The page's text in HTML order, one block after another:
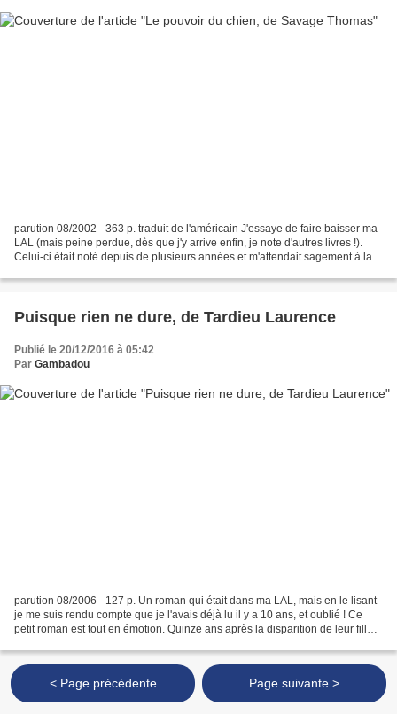
parution 08/2002 - 363 p. traduit de l'américain J'essaye de faire baisser ma
LAL (mais peine perdue, dès que j'y arrive enfin, je note d'autres livres !).
Celui-ci était noté depuis de plusieurs années et m'attendait sagement à la
Puisque rien ne dure, de Tardieu Laurence
Publié le 20/12/2016 à 05:42
Par Gambadou
parution 08/2006 - 127 p. Un roman qui était dans ma LAL, mais en le lisant
je me suis rendu compte que je l'avais déjà lu il y a 10 ans, et oublié ! Ce
petit roman est tout en émotion. Quinze ans après la disparition de leur fille
< Page précédente Page suivante >